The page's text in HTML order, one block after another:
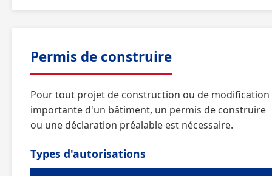
Permis de construire
Pour tout projet de construction ou de modification
importante d'un bâtiment, un permis de construire
ou une déclaration préalable est nécessaire.
Types d'autorisations